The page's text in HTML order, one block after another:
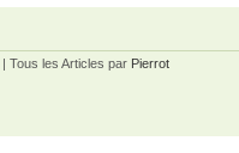
| Tous les Articles par Pierrot